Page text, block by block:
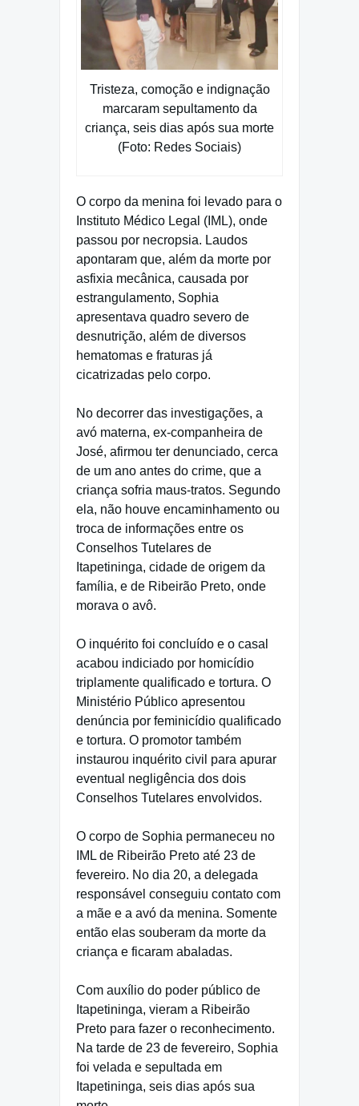
Tristeza, comoção e indignação
marcaram sepultamento da
criança, seis dias após sua morte
(Foto: Redes Sociais)
O corpo da menina foi levado para o
Instituto Médico Legal (IML), onde
passou por necropsia. Laudos
apontaram que, além da morte por
asfixia mecânica, causada por
estrangulamento, Sophia
apresentava quadro severo de
desnutrição, além de diversos
hematomas e fraturas já
cicatrizadas pelo corpo.
No decorrer das investigações, a
avó materna, ex-companheira de
José, afirmou ter denunciado, cerca
de um ano antes do crime, que a
criança sofria maus-tratos. Segundo
ela, não houve encaminhamento ou
troca de informações entre os
Conselhos Tutelares de
Itapetininga, cidade de origem da
família, e de Ribeirão Preto, onde
morava o avô.
O inquérito foi concluído e o casal
acabou indiciado por homicídio
triplamente qualificado e tortura. O
Ministério Público apresentou
denúncia por feminicídio qualificado
e tortura. O promotor também
instaurou inquérito civil para apurar
eventual negligência dos dois
Conselhos Tutelares envolvidos.
O corpo de Sophia permaneceu no
IML de Ribeirão Preto até 23 de
fevereiro. No dia 20, a delegada
responsável conseguiu contato com
a mãe e a avó da menina. Somente
então elas souberam da morte da
criança e ficaram abaladas.
Com auxílio do poder público de
Itapetininga, vieram a Ribeirão
Preto para fazer o reconhecimento.
Na tarde de 23 de fevereiro, Sophia
foi velada e sepultada em
Itapetininga, seis dias após sua